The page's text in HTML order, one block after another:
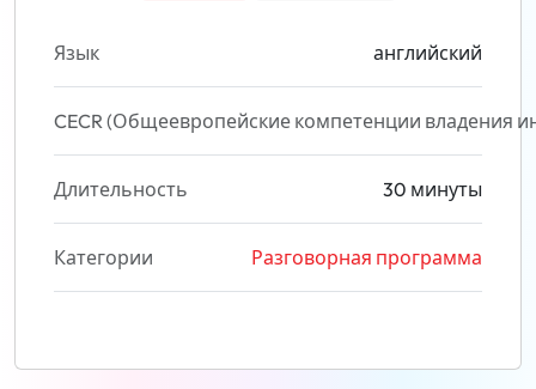
Язык английский
CECR (Общеевропейские компетенции владения
Длительность 30 минуты
Категории Разговорная программа